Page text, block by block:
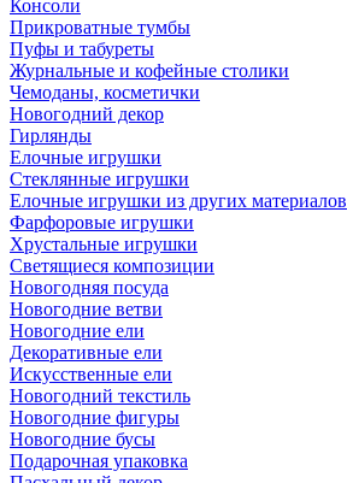
Консоли
Прикроватные тумбы
Пуфы и табуреты
Журнальные и кофейные столики
Чемоданы, косметички
Новогодний декор
Гирлянды
Елочные игрушки
Стеклянные игрушки
Елочные игрушки из других материалов
Фарфоровые игрушки
Хрустальные игрушки
Светящиеся композиции
Новогодняя посуда
Новогодние ветви
Новогодние ели
Декоративные ели
Искусственные ели
Новогодний текстиль
Новогодние фигуры
Новогодние бусы
Подарочная упаковка